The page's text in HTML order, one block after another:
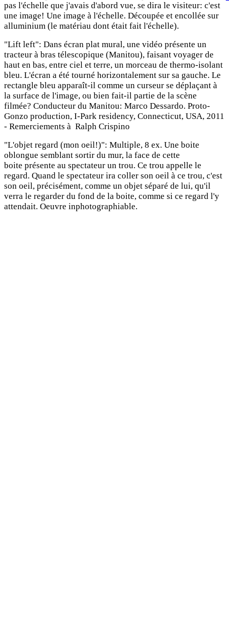
pas l'échelle que j'avais d'abord vue, se dira le visiteur: c'est
une image! Une image à l'échelle. Découpée et encollée sur
alluminium (le matériau dont était fait l'échelle).
"Lift left": Dans écran plat mural, une vidéo présente un
tracteur à bras télescopique (Manitou), faisant voyager de
haut en bas, entre ciel et terre, un morceau de thermo-isolant
bleu. L'écran a été tourné horizontalement sur sa gauche. Le
rectangle bleu apparaît-il comme un curseur se déplaçant à
la surface de l'image, ou bien fait-il partie de la scène
filmée? Conducteur du Manitou: Marco Dessardo. Proto-
Gonzo production, I-Park residency, Connecticut, USA, 2011
- Remerciements à Ralph Crispino
"L'objet regard (mon oeil!)": Multiple, 8 ex. Une boite
oblongue semblant sortir du mur, la face de cette
boite présente au spectateur un trou. Ce trou appelle le
regard. Quand le spectateur ira coller son oeil à ce trou, c'est
son oeil, précisément, comme un objet séparé de lui, qu'il
verra le regarder du fond de la boite, comme si ce regard l'y
attendait. Oeuvre inphotographiable.